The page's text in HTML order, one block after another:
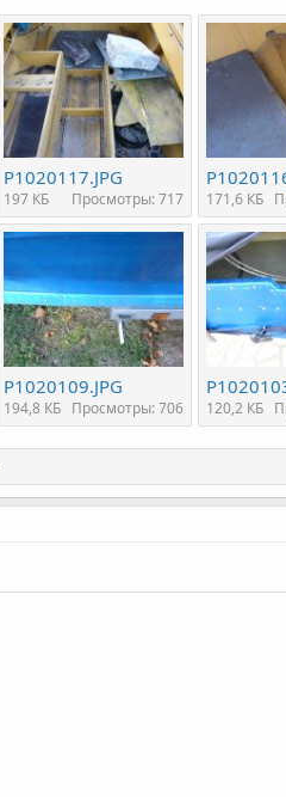
P1020117.JPG
197 КБ Просмотры: 717 171,6 КБ
P1020109.JPG
194,8 КБ Просмотры: 706 120,2 КБ